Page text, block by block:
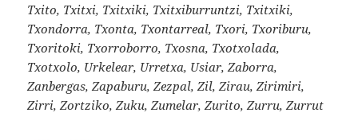
Txito, Txitxi, Txitxiki, Txitxiburruntzi, Txitxiki,
Txondorra, Txonta, Txontarreal, Txori, Txoriburu,
Txoritoki, Txorroborro, Txosna, Txotxolada,
Txotxolo, Urkelear, Urretxa, Usiar, Zaborra,
Zanbergas, Zapaburu, Zezpal, Zil, Zirau, Zirimiri,
Zirri, Zortziko, Zuku, Zumelar, Zurito, Zurru, Zurrut